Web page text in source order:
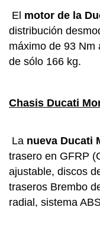
El motor de la
distribución
máximo de 93 Nm
de sólo 166 kg.
Chasis Ducati
La nueva Ducati
trasero en GFRP
ajustable, discos
traseros Brembo
radial, sistema